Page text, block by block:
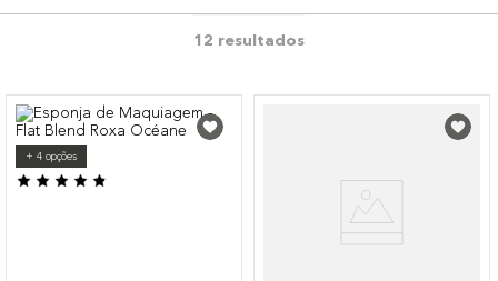
12
+ 4opções
8º
pó
10º bronzer